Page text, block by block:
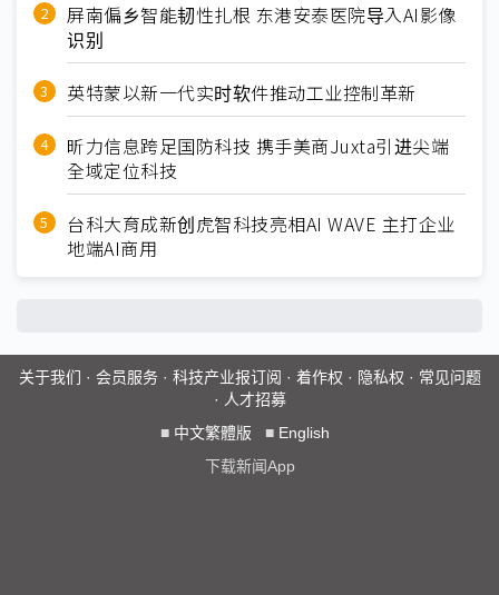
屏南偏乡智能韧性扎根 东港安泰医院导入AI影像
识别
英特蒙以新一代实时软件推动工业控制革新
昕力信息跨足国防科技 携手美商Juxta引进尖端
全域定位科技
台科大育成新创虎智科技亮相AI WAVE 主打企业
地端AI商用
关于我们 · 会员服务· 科技产业报订阅 · 着作权 · 隐私权 · 常见问题
· 人才招募
■ 中文繁體版 ■ English
下载新闻App